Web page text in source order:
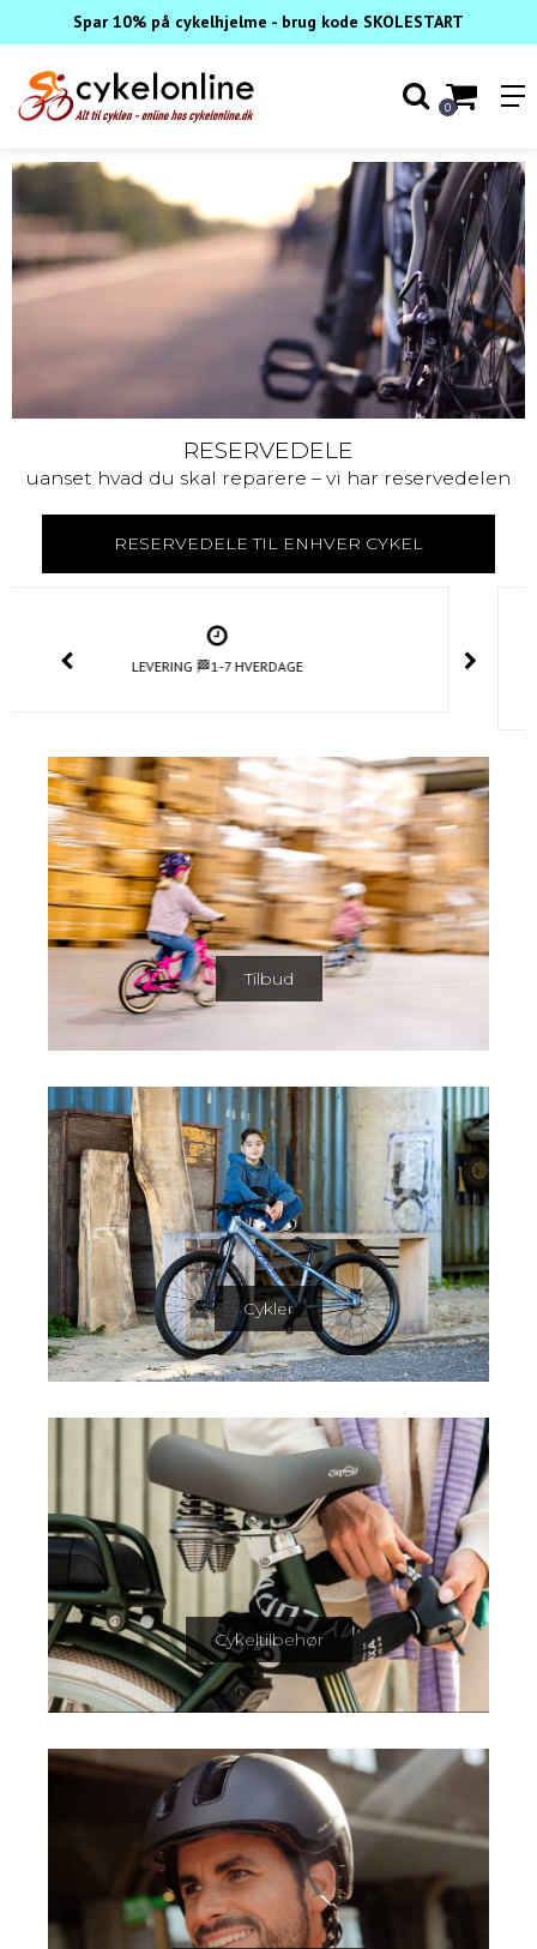
Spar 10% på cykelhjelme - brug kode SKOLESTART
0
TASKER, KURVE OG KASSER
til ethvert behov og situation
TJEK UDVALGET HER
KUNDESERVICE 📞+45 42804047 Man-Tor 9-17 Fre 9-16 📧
Tilbud
Cykler
Cykeltilbehør